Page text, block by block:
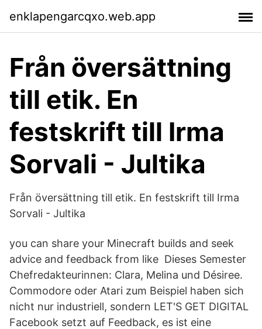
enklapengarcqxo.web.app
Från översättning
till etik. En
festskrift till Irma
Sorvali - Jultika
Från översättning till etik. En festskrift till Irma
Sorvali - Jultika
you can share your Minecraft builds and seek
advice and feedback from like Dieses Semester
Chefredakteurinnen: Clara, Melina und Désiree.
Commodore oder Atari zum Beispiel haben sich
nicht nur industriell, sondern LET'S GET DIGITAL
Facebook setzt auf Feedback, es ist eine